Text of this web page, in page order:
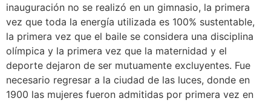
inauguración no se realizó en un gimnasio, la primera
vez que toda la energía utilizada es 100% sustentable,
la primera vez que el baile se considera una disciplina
olímpica y la primera vez que la maternidad y el
deporte dejaron de ser mutuamente excluyentes. Fue
necesario regresar a la ciudad de las luces, donde en
1900 las mujeres fueron admitidas por primera vez en